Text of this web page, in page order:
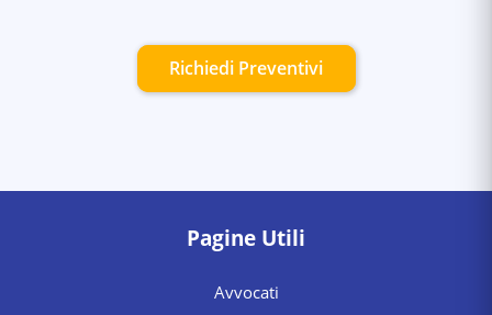
Richiedi Preventivi
Pagine Utili
Avvocati